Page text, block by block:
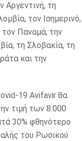
Αργεντινή, τη
τον Ισημερινό,
Παναμά, την
τη Σλοβακία, τη
και την
19 Avifavir θα
τιμή των 8.000
30% φθηνότερο
του Ρωσικού